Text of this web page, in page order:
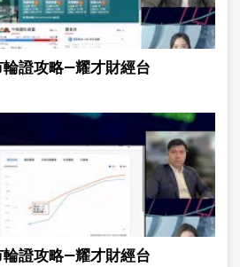
證攻略—耀才財經台
證攻略—耀才財經台